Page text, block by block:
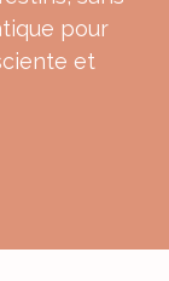
pour
et